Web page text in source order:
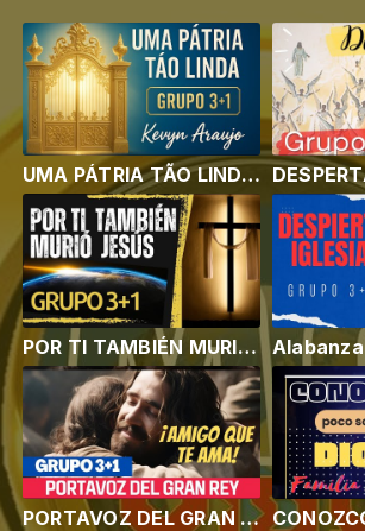
UMA PÁTRIA TÃO LINDA/ Louvor Completo/ Grupo 3+1/ Kevyn Araujo
POR TI TAMBIÉN MURIÓ JESÚS/Video Oficial Grupo 3+1 / New Music 2024
PORTAVOZ DEL GRAN REY ( Video Oficial 3+1) Adoración| Amor |New Music 2024/ Esperanza